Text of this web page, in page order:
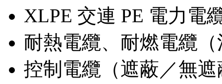
XLPE 交連 PE 電力電
耐熱電纜、耐燃電纜
控制電纜（遮蔽／無